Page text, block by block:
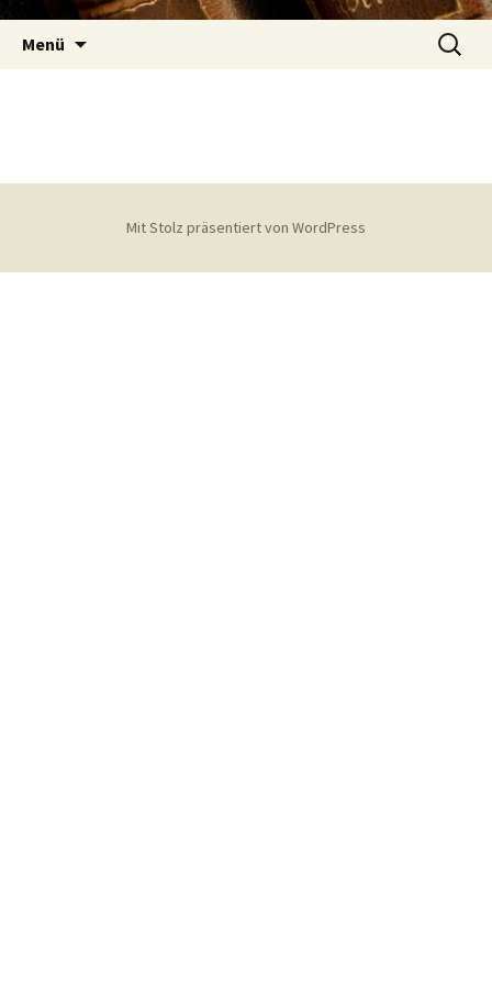
Inhalt
springen
Menü
Suchen
nach:
Mit Stolz präsentiert von WordPress